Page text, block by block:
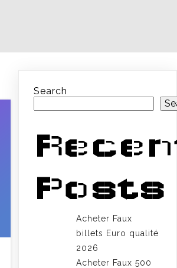
Search
Posts
Acheter Faux
billets Euro qualité
2026
Acheter Faux 500